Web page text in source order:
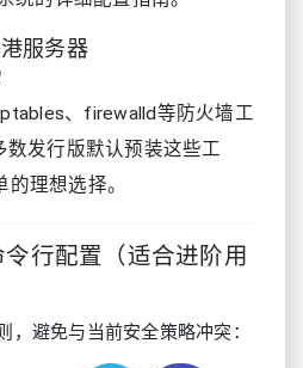
服务器
、firewalld等防火墙工
发行版默认预装这些工
理想选择。
行配置（适合进阶用
，避免与当前安全策略冲突：